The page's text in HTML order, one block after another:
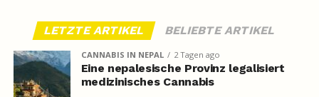
LETZTE ARTIKEL BELIEBTE ARTIKEL
CANNABIS IN NEPAL 2 Tagen ago
Eine nepalesische Provinz legalisiert
medizinisches Cannabis